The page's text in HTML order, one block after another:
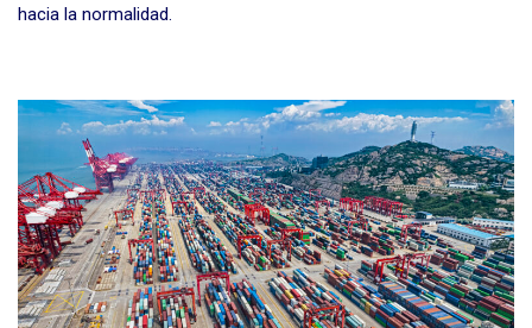
hacia la normalidad.